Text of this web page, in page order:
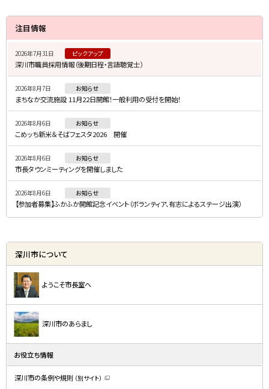
サ
イ
・
メ
ニ
ュ
ー
注目情報
2026年7月31日 ピックアップ
深川市職員採用情報（後期日程・言語聴覚士）
2026年8月7日 お知らせ
まちなか交流施設 11月22日開館！一般利用の受付を開始！
2026年8月6日 お知らせ
こめッち新米＆そばフェスタ2026 開催
2026年8月6日 お知らせ
市長タウンミーティングを開催しました
2026年8月6日 お知らせ
【参加者募集】ふかふか開館記念イベント（ボランティア、有志によるステージ出演）
深川市について
ようこそ市長室へ
深川市のあらまし
お役立ち情報
深川市の条例や規則 （別サイト）